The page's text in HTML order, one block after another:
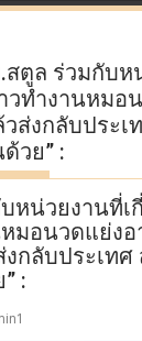
สตูล ร่วมกับห
วทำงานหมอ
ส่งกลับประ
วย” :
หน่วยงานที่
มอนวดแย่ง
กลับประเท
: